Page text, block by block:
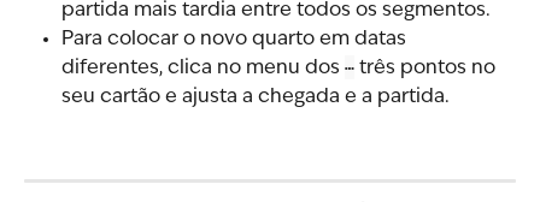
partida mais tardia entre todos os segmentos.
Para colocar o novo quarto em datas
diferentes, clica no menu dos ⋯ três pontos no
seu cartão e ajusta a chegada e a partida.